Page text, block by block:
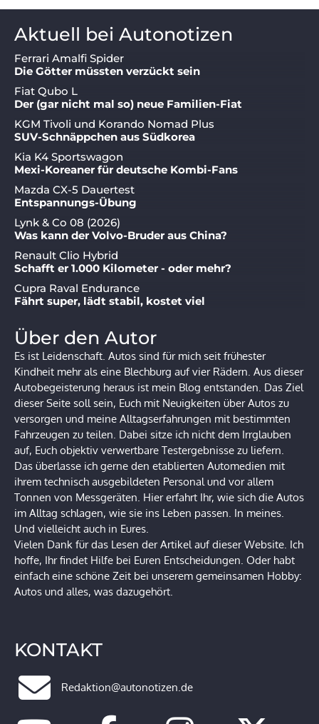
Aktuell bei Autonotizen
Ferrari Amalfi Spider
Die Götter müssten verzückt sein
Fiat Qubo L
Der (gar nicht mal so) neue Familien-Fiat
KGM Tivoli und Korando Nomad Plus
SUV-Schnäppchen aus Südkorea
Kia K4 Sportswagon
Mexi-Koreaner für deutsche Kombi-Fans
Mazda CX-5 Dauertest
Entspannungs-Übung
Lynk & Co 08 (2026)
Was kann der Volvo-Bruder aus China?
Renault Clio Hybrid
Schafft er 1.000 Kilometer - oder mehr?
Cupra Raval Endurance
Fährt super, lädt stabil, kostet viel
Über den Autor
Es ist Leidenschaft. Autos sind für mich seit frühester
Kindheit mehr als eine Blechburg auf vier Rädern. Aus dieser
Autobegeisterung heraus ist mein Blog entstanden. Das Ziel
dieser Seite soll sein, Euch mit Neuigkeiten über Autos zu
versorgen und meine Alltagserfahrungen mit bestimmten
Fahrzeugen zu teilen. Dabei sitze ich nicht dem Irrglauben
auf, Euch objektiv verwertbare Testergebnisse zu liefern.
Das überlasse ich gerne den etablierten Automedien mit
ihrem technisch ausgebildeten Personal und vor allem
Tonnen von Messgeräten. Hier erfahrt Ihr, wie sich die Autos
im Alltag schlagen, wie sie ins Leben passen. In meines.
Und vielleicht auch in Eures.
Vielen Dank für das Lesen der Artikel auf dieser Website. Ich
hoffe, Ihr findet Hilfe bei Euren Entscheidungen. Oder habt
einfach eine schöne Zeit bei unserem gemeinsamen Hobby:
Autos und alles, was dazugehört.
KONTAKT
Redaktion@autonotizen.de